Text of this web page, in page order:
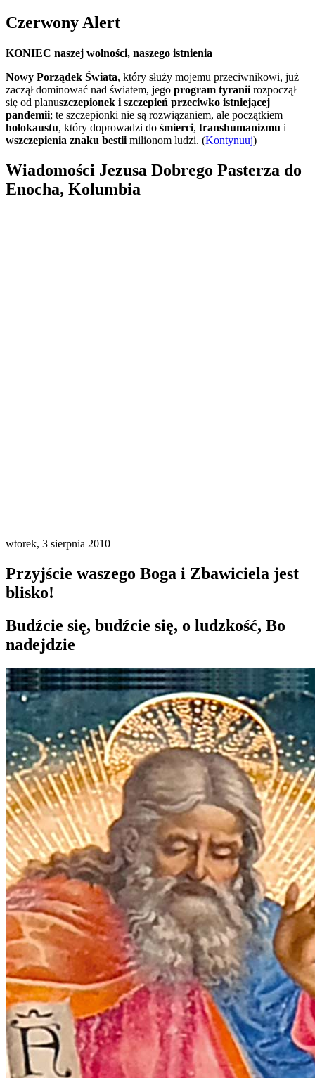
Czerwony Alert
KONIEC naszej wolności, naszego istnienia
Nowy Porządek Świata, który służy mojemu przeciwnikowi, już
zaczął dominować nad światem, jego program tyranii rozpoczął
się od planuszczepionek i szczepień przeciwko istniejącej
pandemii; te szczepionki nie są rozwiązaniem, ale początkiem
holokaustu, który doprowadzi do śmierci, transhumanizmu i
wszczepienia znaku bestii milionom ludzi. (Kontynuuj)
Wiadomości Jezusa Dobrego Pasterza do
Enocha, Kolumbia
wtorek, 3 sierpnia 2010
Przyjście waszego Boga i Zbawiciela jest
blisko!
Budźcie się, budźcie się, o ludzkość, Bo
nadejdzie